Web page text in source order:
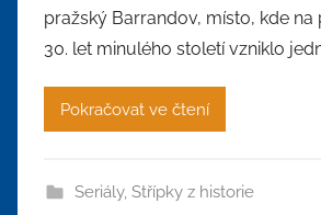
pražský Barrandov, místo, kde na
30. let minulého století vzniklo
Pokračovat ve čtení
Seriály, Střípky z historie